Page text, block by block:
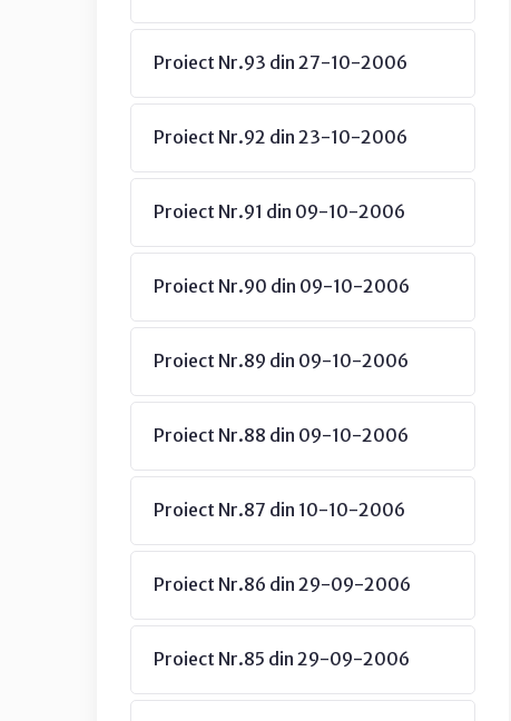
Proiect Nr.93 din 27-10-2006
Proiect Nr.92 din 23-10-2006
Proiect Nr.91 din 09-10-2006
Proiect Nr.90 din 09-10-2006
Proiect Nr.89 din 09-10-2006
Proiect Nr.88 din 09-10-2006
Proiect Nr.87 din 10-10-2006
Proiect Nr.86 din 29-09-2006
Proiect Nr.85 din 29-09-2006